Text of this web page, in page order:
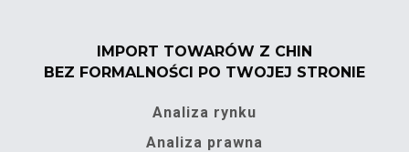
IMPORT TOWARÓW Z CHIN
BEZ FORMALNOŚCI PO TWOJEJ STRONIE
Analiza rynku
Analiza prawna